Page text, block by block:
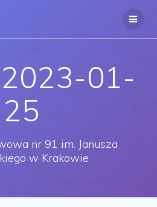
2023-01-
25
nr 91 im. Janusza
w Krakowie